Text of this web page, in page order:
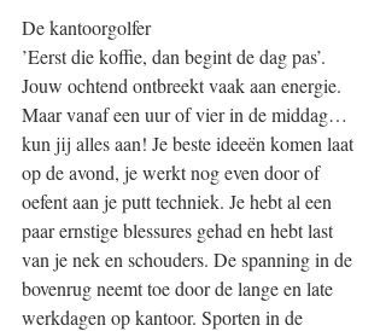
De kantoorgolfer
’Eerst die koffie, dan begint de dag pas’.
Jouw ochtend ontbreekt vaak aan energie.
Maar vanaf een uur of vier in de middag…
kun jij alles aan! Je beste ideeën komen laat
op de avond, je werkt nog even door of
oefent aan je putt techniek. Je hebt al een
paar ernstige blessures gehad en hebt last
van je nek en schouders. De spanning in de
bovenrug neemt toe door de lange en late
werkdagen op kantoor. Sporten in de